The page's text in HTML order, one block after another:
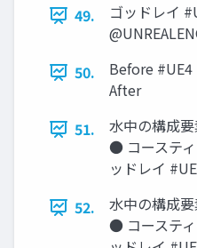
49.
ゴッドレイ
50.
Before #UE4
After
51.
水中の構成
● コーステ
ッドレイ
52.
水中の構成
● コーステ